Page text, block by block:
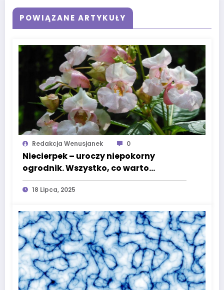
POWIĄZANE ARTYKUŁY
Redakcja Wenusjanek 0
Niecierpek – uroczy niepokorny
ogrodnik. Wszystko, co warto
wiedzieć o tej barwnej roślinie
18 Lipca, 2025